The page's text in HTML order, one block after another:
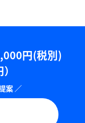
円(税別)